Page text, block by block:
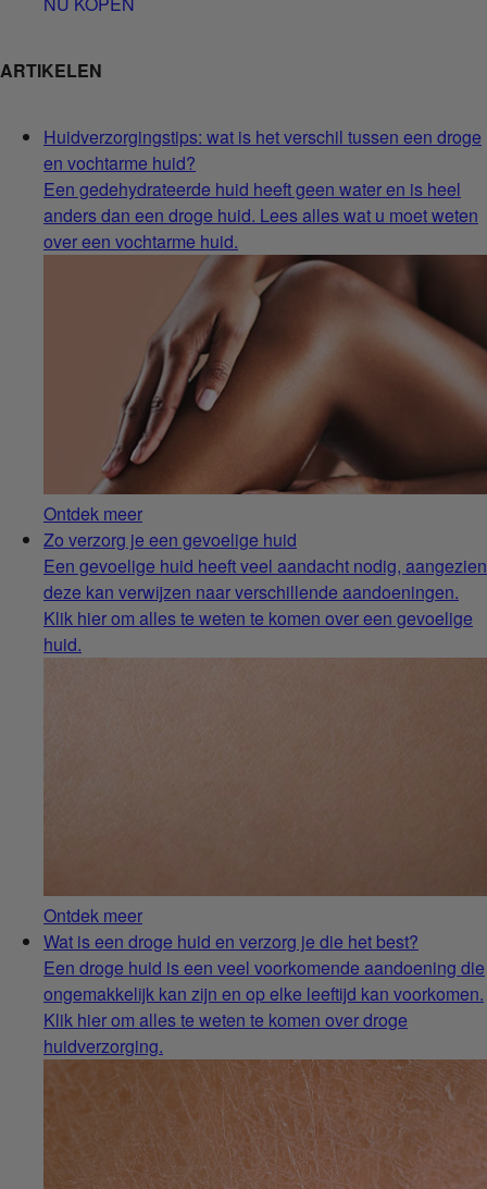
ARTIKELEN
Huidverzorgingstips: wat is het verschil tussen een droge
en vochtarme huid?
Een gedehydrateerde huid heeft geen water en is heel
anders dan een droge huid. Lees alles wat u moet weten
over een vochtarme huid.
Ontdek meer
Zo verzorg je een gevoelige huid
Een gevoelige huid heeft veel aandacht nodig, aangezien
deze kan verwijzen naar verschillende aandoeningen.
Klik hier om alles te weten te komen over een gevoelige
huid.
Ontdek meer
Wat is een droge huid en verzorg je die het best?
Een droge huid is een veel voorkomende aandoening die
ongemakkelijk kan zijn en op elke leeftijd kan voorkomen.
Klik hier om alles te weten te komen over droge
huidverzorging.